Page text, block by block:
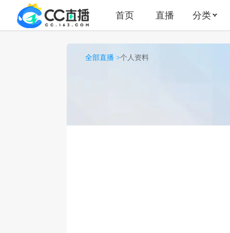
首页 直播 分类
全部直播 >个人资料